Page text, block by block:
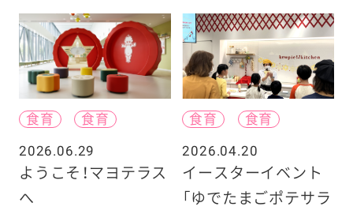
食育
食育
2026.06.29
ようこそ！マヨテラス
へ
食育
食育
2026.04.20
イースターイベント
「ゆでたまごポテサラ